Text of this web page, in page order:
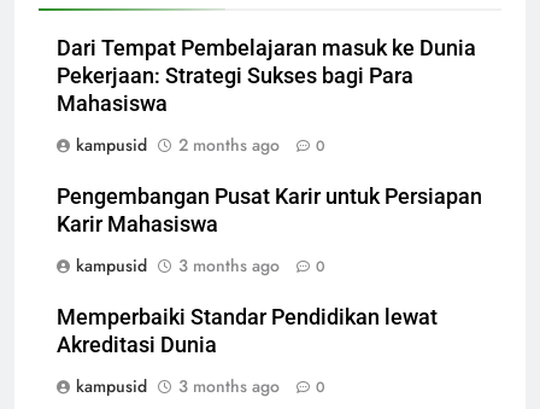
Dari Tempat Pembelajaran masuk ke Dunia
Pekerjaan: Strategi Sukses bagi Para
Mahasiswa
kampusid
2 months ago 0
Pengembangan Pusat Karir untuk Persiapan
Karir Mahasiswa
kampusid
3 months ago 0
Memperbaiki Standar Pendidikan lewat
Akreditasi Dunia
kampusid
3 months ago 0